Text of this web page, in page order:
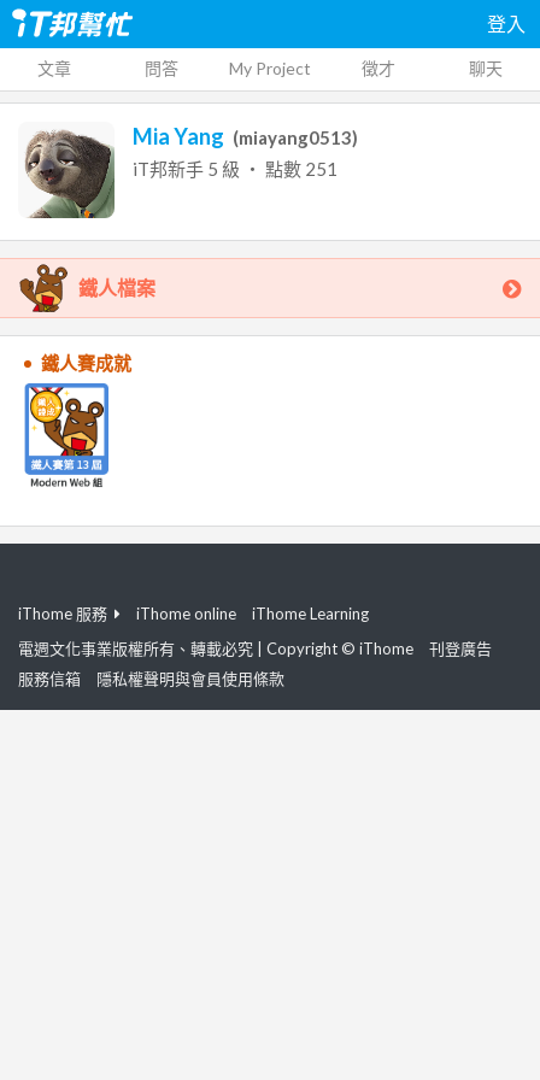
登入
文章 問答 My Project 徵才 聊天
Mia Yang (miayang0513)
iT邦新手 5 級 ‧ 點數 251
鐵人檔案
鐵人賽成就
iThome 服務 iThome online
iThome Learning
電週文化事業版權所有、轉載必究 | Copyright © iThome
刊登廣告
服務信箱
隱私權聲明與會員使用條款